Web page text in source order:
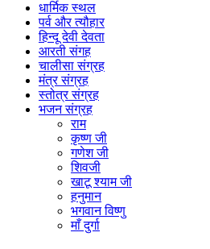
धार्मिक स्थल
पर्व और त्यौहार
हिन्दू देवी देवता
आरती संगह
चालीसा संग्रह
मंत्र संग्रह
स्तोत्र संग्रह
भजन संग्रह
राम
कृष्ण जी
गणेश जी
शिवजी
खाटू श्याम जी
हनुमान
भगवान विष्णु
माँ दुर्गा